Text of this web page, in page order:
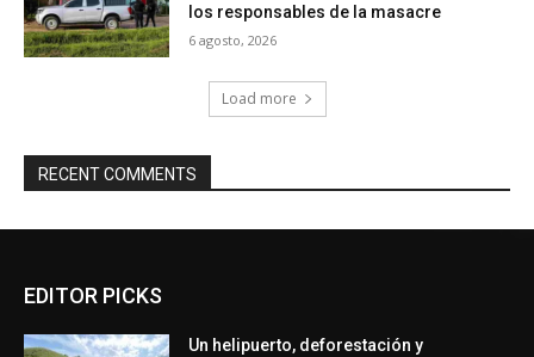
los responsables de la masacre
6 agosto, 2026
Load more
RECENT COMMENTS
EDITOR PICKS
Un helipuerto, deforestación y